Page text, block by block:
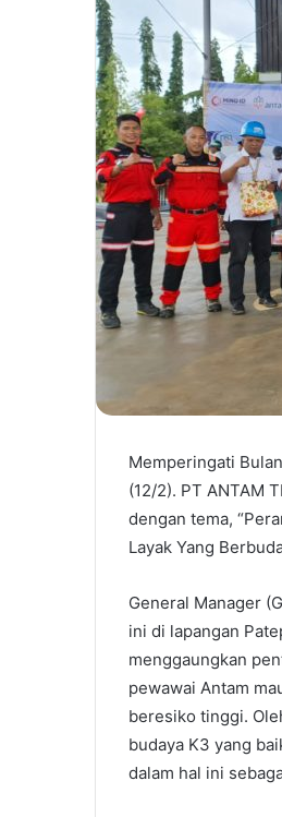
Memperingati
(12/2). PT ANTAM
dengan tema,
Layak Yang
General Manager
ini di lapangan
menggaungkan
pewawai Antam
beresiko tinggi.
budaya K3 yang
dalam hal ini